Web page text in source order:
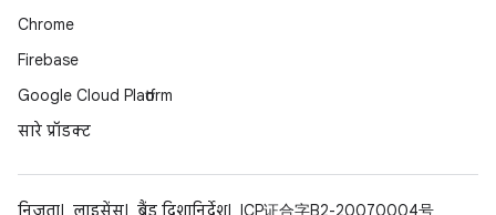
Chrome
Firebase
Google Cloud Platform
सारे प्रॉडक्ट
निजता लाइसेंस ब्रैंड दिशानिर्देश ICP证合字B2-20070004号